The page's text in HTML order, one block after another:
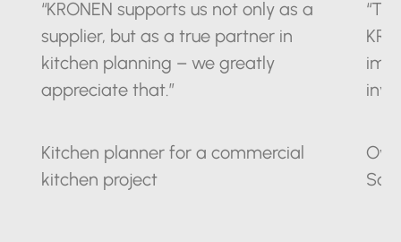
“KRONEN supports us not only as a
supplier, but as a true partner in
kitchen planning – we greatly
appreciate that.”
Kitchen planner for a commercial
kitchen project